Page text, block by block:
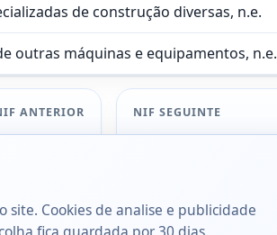
de construção diversas, n.e.
outras máquinas e equipamentos, n.e.
ANTERIOR NIF SEGUINTE
site. Cookies de analise e publicidade